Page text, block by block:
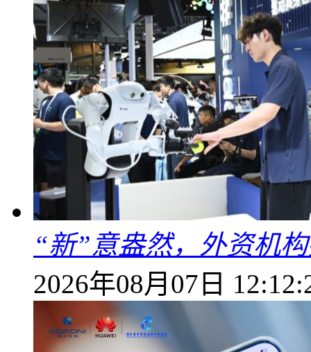
“新”意盎然，外资机
2026年08月07日